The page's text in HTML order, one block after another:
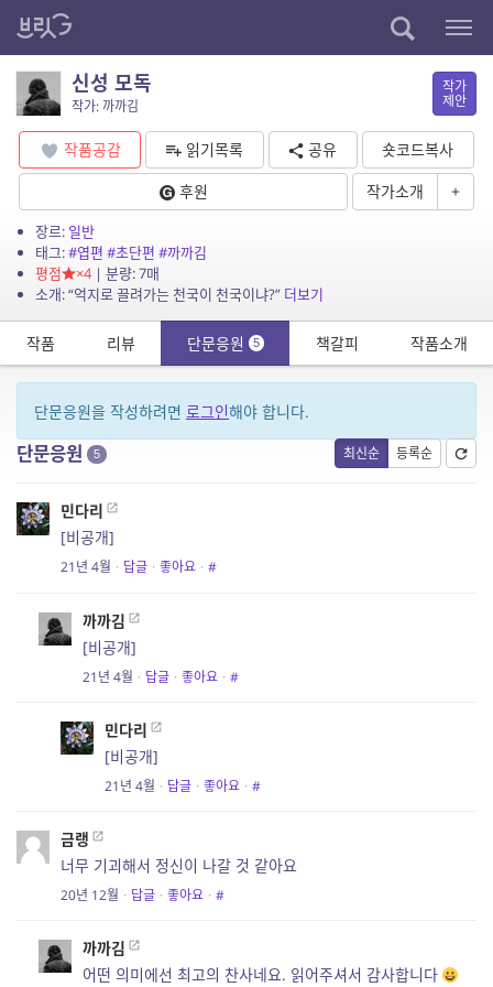
신성 모독
작가: 까까김
작가
제안
작품공감 읽기목록 공유
숏코드복사
후원
작가소개 +
장르: 일반
태그:#엽편 #초단편 #까까김
평점
×4| 분량: 7매
소개: “억지로 끌려가는 천국이 천국이냐?” 더보기
작품 리뷰 단문응원 5 책갈피 작품소개
단문응원을 작성하려면 로그인해야 합니다.
최신순 등록순
단문응원 5
민다리
[비공개]
21년 4월 · 답글 · 좋아요 · #
까까김
[비공개]
21년 4월 · 답글 · 좋아요 · #
민다리
[비공개]
21년 4월 · 답글 · 좋아요 · #
금랭
너무 기괴해서 정신이 나갈 것 같아요
20년 12월 · 답글 · 좋아요 · #
까까김
어떤 의미에선 최고의 찬사네요. 읽어주셔서 감사합니다